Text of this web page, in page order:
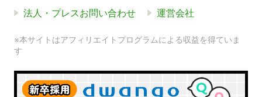
法人・プレスお問い合わせ 運営会社
※本サイトはアフィリエイトプログラムによる収益を得ていま
す